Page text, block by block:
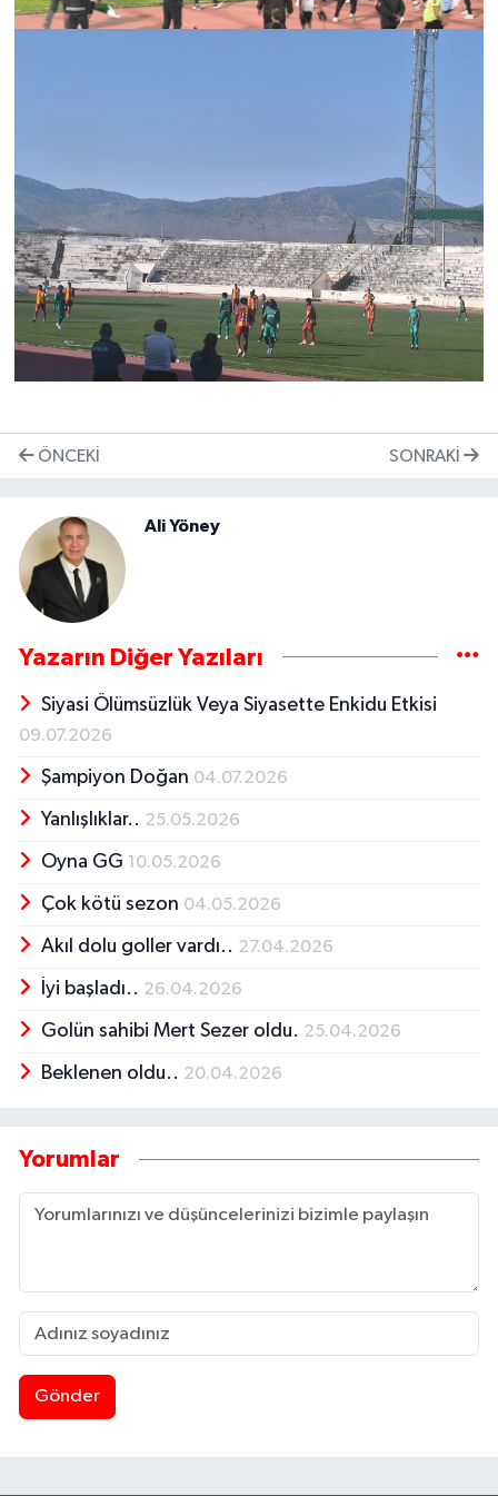
ÖNCEKI SONRAKI
Ali Yöney
Yazarın Diğer Yazıları
Siyasi Ölümsüzlük Veya Siyasette Enkidu Etkisi
09.07.2026
Şampiyon Doğan 04.07.2026
Yanlışlıklar.. 25.05.2026
Oyna GG 10.05.2026
Çok kötü sezon 04.05.2026
Akıl dolu goller vardı.. 27.04.2026
İyi başladı.. 26.04.2026
Golün sahibi Mert Sezer oldu. 25.04.2026
Beklenen oldu.. 20.04.2026
Yorumlar
Gönder